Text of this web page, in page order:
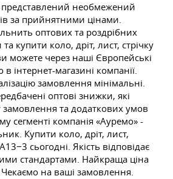
представлений необмежений
за прийнятними цінами.
оптових та роздрібних
купити коло, дріт, лист, стрічку
можете через наші Європейські
інтернет-магазині компанії.
замовлення мінімальні.
оптові знижки, які
замовлення та додаткових умов
сегменті компанія «Ауремо» -
Купити коло, дріт, лист,
сьогодні. Якість відповідає
стандартами. Найкраща ціна
на ваші замовлення.